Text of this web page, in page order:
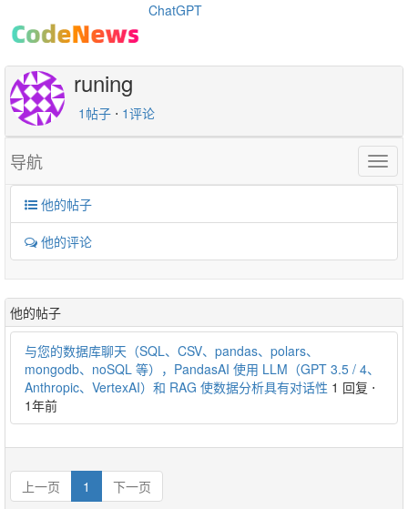
ChatGPT
runing
1帖子 ⋅ 1评论
导航
他的帖子
他的评论
他的帖子
与您的数据库聊天（SQL、CSV、pandas、polars、
mongodb、noSQL 等），PandasAI 使用 LLM（GPT 3.5 / 4、
Anthropic、VertexAI）和 RAG 使数据分析具有对话性 1 回复 ⋅
1年前
上一页 1 下一页